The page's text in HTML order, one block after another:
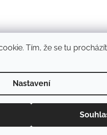
Tím, že se tu
Nastavení